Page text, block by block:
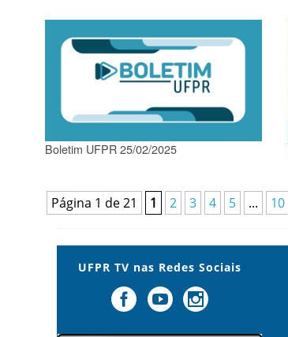
Boletim UFPR 25/02/2025
Página 1 de 21 1 2 3 4 5 ... 10
UFPR TV nas Redes Sociais